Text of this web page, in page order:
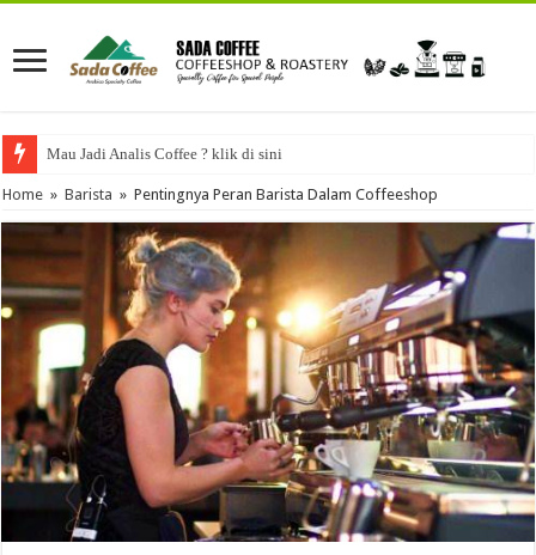
Mau Jadi Analis Coffee ? klik di sini
Home » Barista » Pentingnya Peran Barista Dalam Coffeeshop